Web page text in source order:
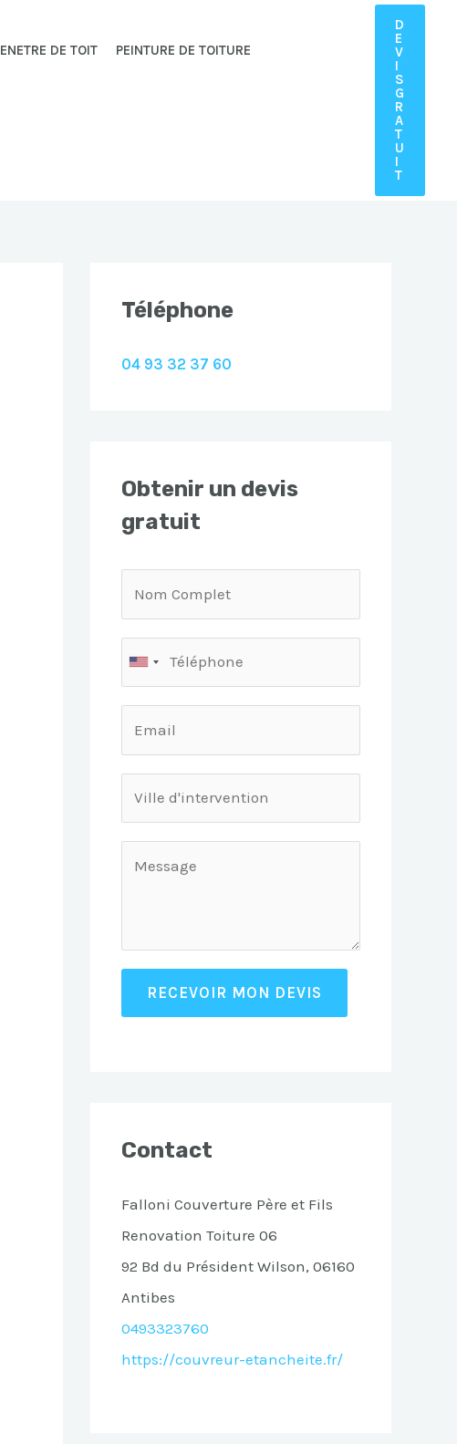
DE TOIT PEINTURE DE TOITURE
D
E
V
I
S
G
R
A
T
U
I
T
Téléphone
04 93 32 37 60
Obtenir un devis
gratuit
RECEVOIR MON DEVIS
Contact
Falloni Couverture Père et Fils
Renovation Toiture 06
92 Bd du Président Wilson, 06160
Antibes
0493323760
https://couvreur-etancheite.fr/